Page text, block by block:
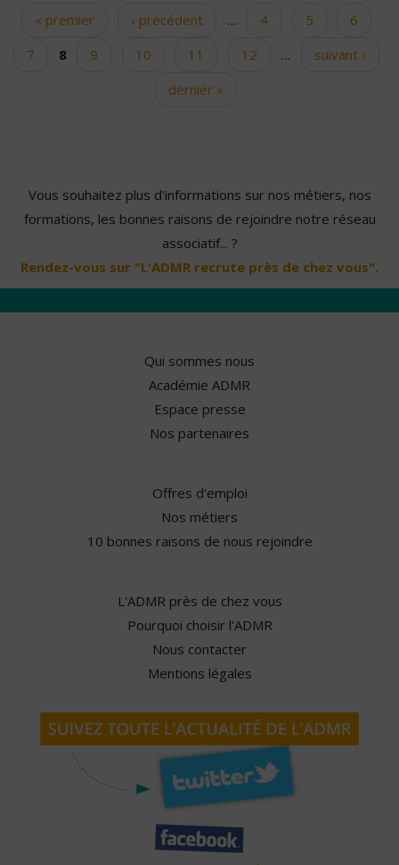
Pages« premier ‹ précédent … 4 5
6
7
8 9 10 11 12 …
suivant ›
dernier »
Vous souhaitez plus d'informations sur nos métiers, nos
formations, les bonnes raisons de rejoindre notre réseau
associatif... ?
Rendez-vous sur "L'ADMR recrute près de chez vous".
Qui sommes nous
Académie ADMR
Espace presse
Nos partenaires
Offres d'emploi
Nos métiers
10 bonnes raisons de nous rejoindre
L'ADMR près de chez vous
Pourquoi choisir l'ADMR
Nous contacter
Mentions légales